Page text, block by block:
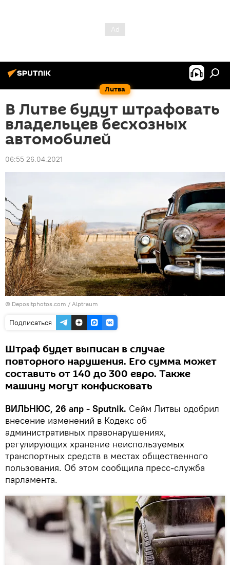
Литва
В Литве будут штрафовать
владельцев бесхозных
автомобилей
06:55 26.04.2021
© Depositphotos.com / Аlptraum
Подписаться
Штраф будет выписан в случае
повторного нарушения. Его сумма может
составить от 140 до 300 евро. Также
машину могут конфисковать
ВИЛЬНЮС, 26 апр - Sputnik. Сейм Литвы одобрил
внесение изменений в Кодекс об
административных правонарушениях,
регулирующих хранение неиспользуемых
транспортных средств в местах общественного
пользования. Об этом сообщила пресс-служба
парламента.